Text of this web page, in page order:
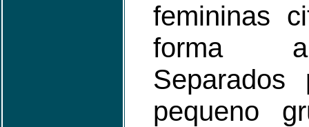
femininas
forma a
pequeno